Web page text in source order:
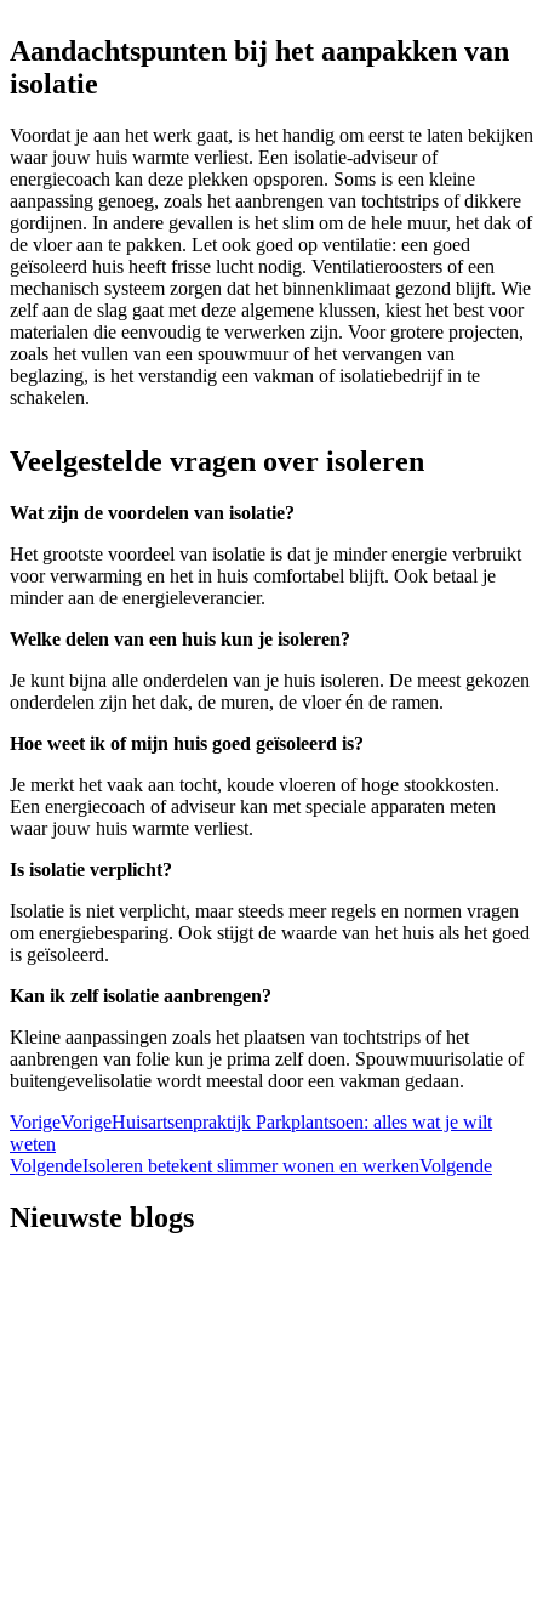
Aandachtspunten bij het aanpakken van
isolatie
Voordat je aan het werk gaat, is het handig om eerst te laten bekijken
waar jouw huis warmte verliest. Een isolatie-adviseur of
energiecoach kan deze plekken opsporen. Soms is een kleine
aanpassing genoeg, zoals het aanbrengen van tochtstrips of dikkere
gordijnen. In andere gevallen is het slim om de hele muur, het dak of
de vloer aan te pakken. Let ook goed op ventilatie: een goed
geïsoleerd huis heeft frisse lucht nodig. Ventilatieroosters of een
mechanisch systeem zorgen dat het binnenklimaat gezond blijft. Wie
zelf aan de slag gaat met deze algemene klussen, kiest het best voor
materialen die eenvoudig te verwerken zijn. Voor grotere projecten,
zoals het vullen van een spouwmuur of het vervangen van
beglazing, is het verstandig een vakman of isolatiebedrijf in te
schakelen.
Veelgestelde vragen over isoleren
Wat zijn de voordelen van isolatie?
Het grootste voordeel van isolatie is dat je minder energie verbruikt
voor verwarming en het in huis comfortabel blijft. Ook betaal je
minder aan de energieleverancier.
Welke delen van een huis kun je isoleren?
Je kunt bijna alle onderdelen van je huis isoleren. De meest gekozen
onderdelen zijn het dak, de muren, de vloer én de ramen.
Hoe weet ik of mijn huis goed geïsoleerd is?
Je merkt het vaak aan tocht, koude vloeren of hoge stookkosten.
Een energiecoach of adviseur kan met speciale apparaten meten
waar jouw huis warmte verliest.
Is isolatie verplicht?
Isolatie is niet verplicht, maar steeds meer regels en normen vragen
om energiebesparing. Ook stijgt de waarde van het huis als het goed
is geïsoleerd.
Kan ik zelf isolatie aanbrengen?
Kleine aanpassingen zoals het plaatsen van tochtstrips of het
aanbrengen van folie kun je prima zelf doen. Spouwmuurisolatie of
buitengevelisolatie wordt meestal door een vakman gedaan.
VorigeVorigeHuisartsenpraktijk Parkplantsoen: alles wat je wilt
weten
VolgendeIsoleren betekent slimmer wonen en werkenVolgende
Nieuwste blogs